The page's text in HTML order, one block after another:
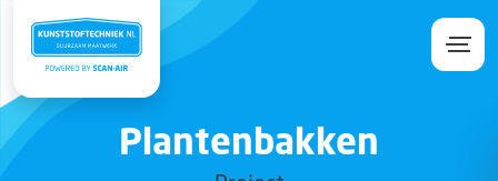
Plantenbakken